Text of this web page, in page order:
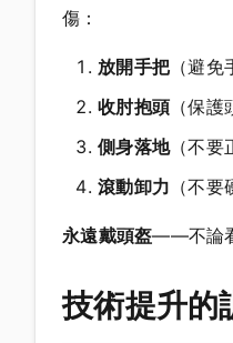
傷：
放開手把 （避免
收肘抱頭 （保護
側身落地（不要
滾動卸力 （不要
永遠戴頭盔——不論
技術提升的